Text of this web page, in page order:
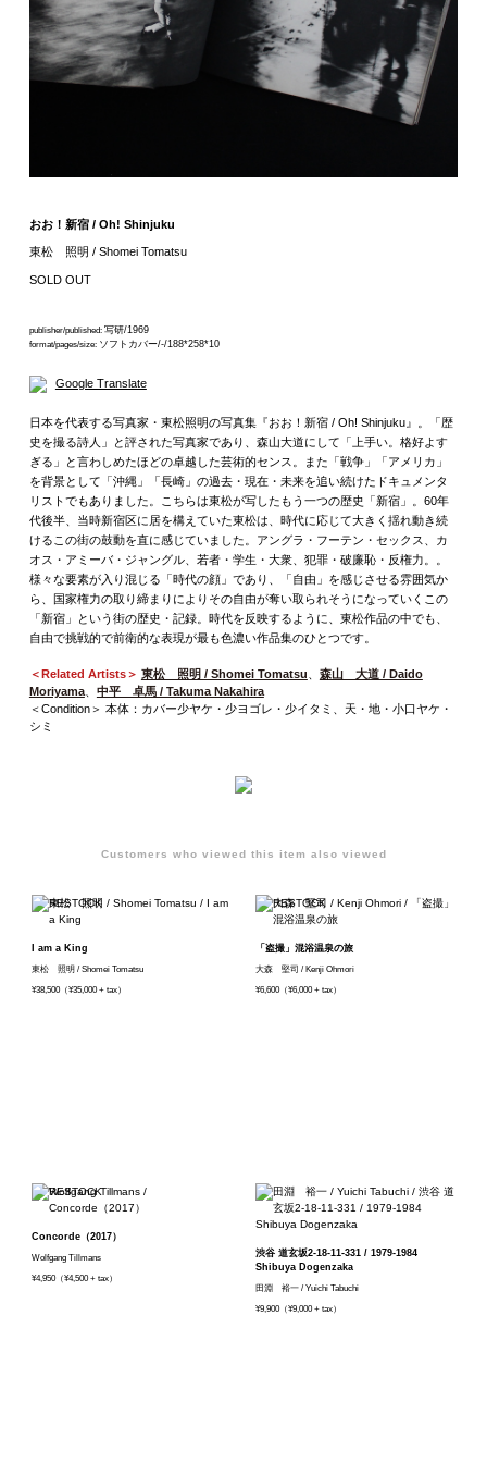
おお！新宿 / Oh! Shinjuku
東松 照明 / Shomei Tomatsu
SOLD OUT
publisher/published: 写研/1969
format/pages/size: ソフトカバー/-/188*258*10
Google Translate
日本を代表する写真家・東松照明の写真集『おお！新宿 / Oh! Shinjuku』。「歴
史を撮る詩人」と評された写真家であり、森山大道にして「上手い。格好よす
ぎる」と言わしめたほどの卓越した芸術的センス。また「戦争」「アメリカ」
を背景として「沖縄」「長崎」の過去・現在・未来を追い続けたドキュメンタ
リストでもありました。こちらは東松が写したもう一つの歴史「新宿」。60年
代後半、当時新宿区に居を構えていた東松は、時代に応じて大きく揺れ動き続
けるこの街の鼓動を直に感じていました。アングラ・フーテン・セックス、カ
オス・アミーバ・ジャングル、若者・学生・大衆、犯罪・破廉恥・反権力。。
様々な要素が入り混じる「時代の顔」であり、「自由」を感じさせる雰囲気か
ら、国家権力の取り締まりによりその自由が奪い取られそうになっていくこの
「新宿」という街の歴史・記録。時代を反映するように、東松作品の中でも、
自由で挑戦的で前衛的な表現が最も色濃い作品集のひとつです。
＜Related Artists＞ 東松 照明 / Shomei Tomatsu
森山 大道 / Daido
Moriyama、 中平 卓馬 / Takuma Nakahira
＜Condition＞ 本体：カバー少ヤケ・少ヨゴレ・少イタミ、天・地・小口ヤケ・
シミ
Customers who viewed this item also viewed
I am a King
東松 照明 / Shomei Tomatsu
¥38,500（¥35,000 + tax）
「盗撮」混浴温泉の旅
大森 堅司 / Kenji Ohmori
¥6,600（¥6,000 + tax）
Concorde（2017）
Wolfgang Tillmans
¥4,950（¥4,500 + tax）
渋谷 道玄坂2-18-11-331 / 1979-1984
Shibuya Dogenzaka
田淵 裕一 / Yuichi Tabuchi
¥9,900（¥9,000 + tax）